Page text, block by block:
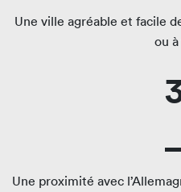
Une ville agréable et facile
ou
Une proximité avec